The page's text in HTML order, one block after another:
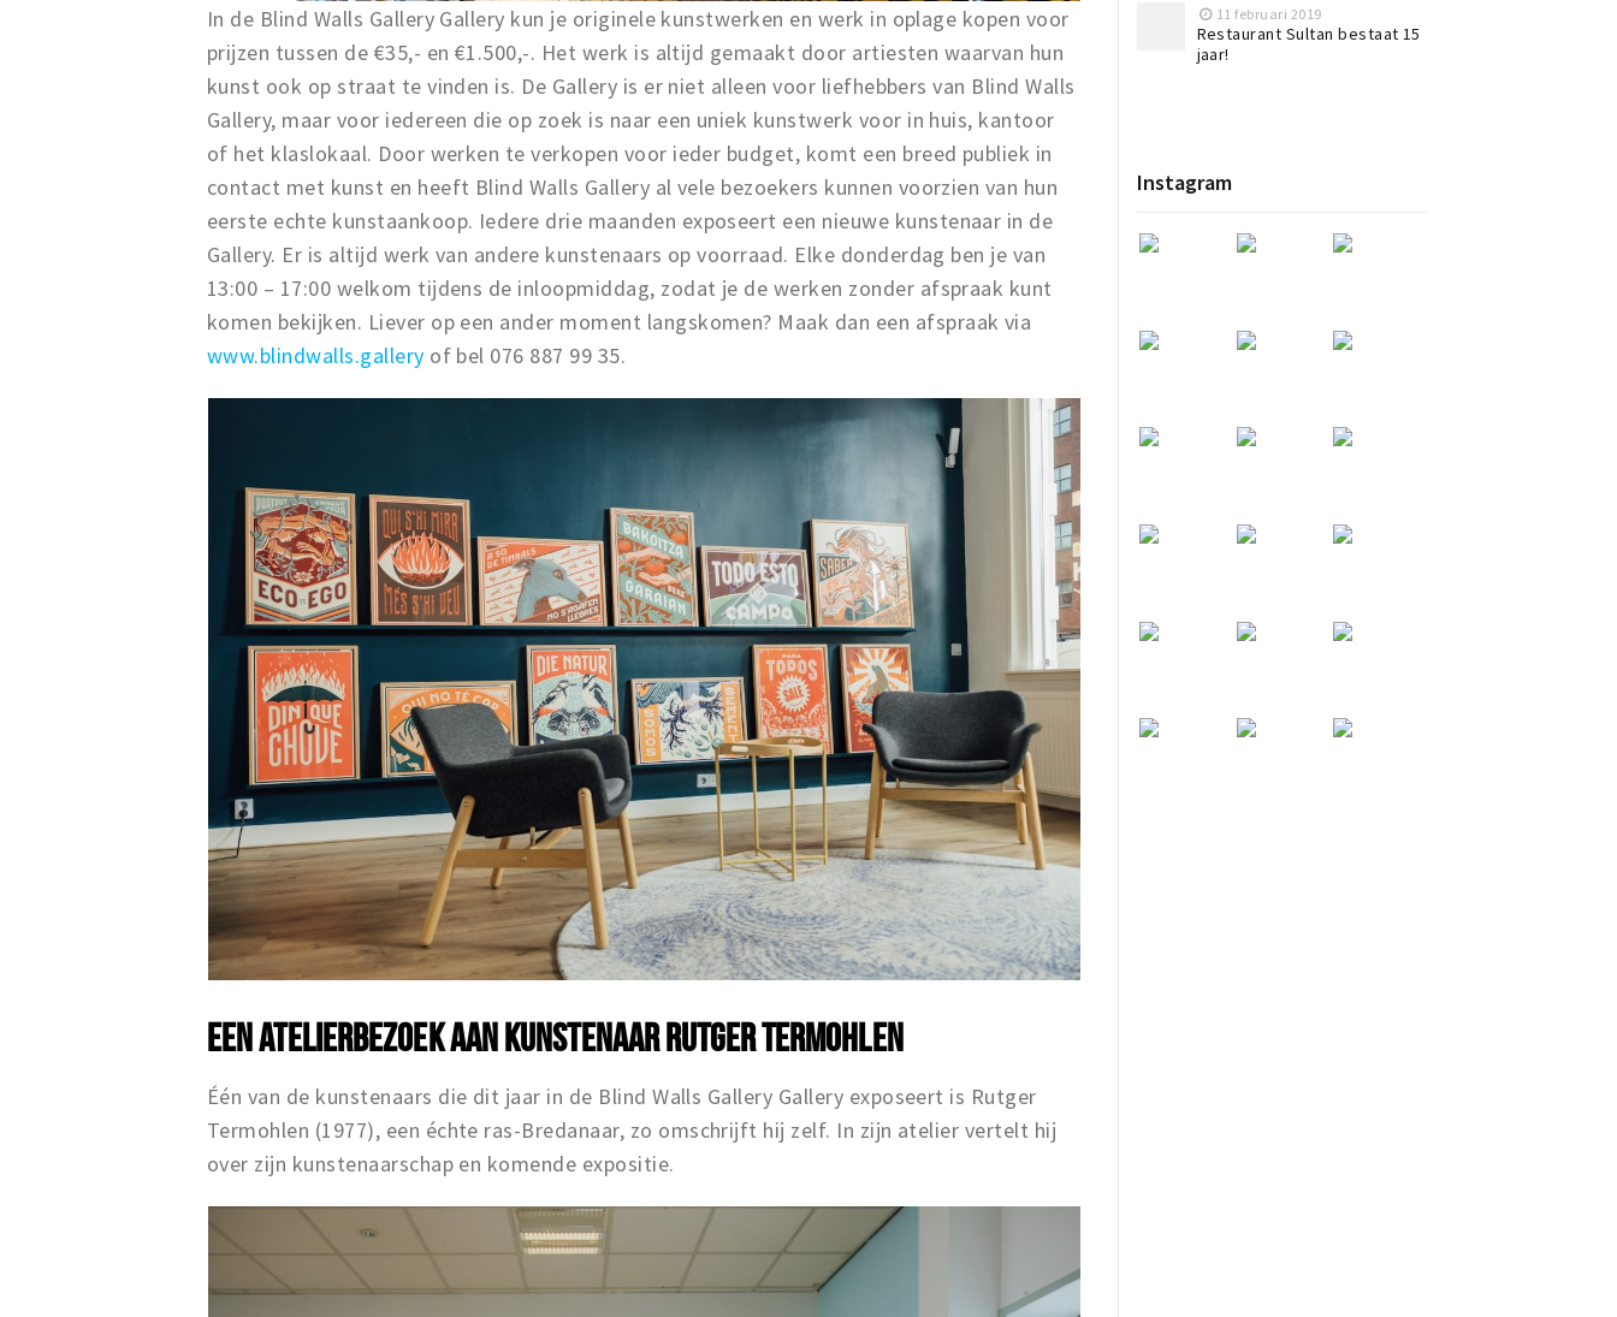
In de Blind Walls Gallery Gallery kun je originele kunstwerken en werk in oplage kopen voor
prijzen tussen de €35,- en €1.500,-. Het werk is altijd gemaakt door artiesten waarvan hun
kunst ook op straat te vinden is. De Gallery is er niet alleen voor liefhebbers van Blind Walls
Gallery, maar voor iedereen die op zoek is naar een uniek kunstwerk voor in huis, kantoor
of het klaslokaal. Door werken te verkopen voor ieder budget, komt een breed publiek in
contact met kunst en heeft Blind Walls Gallery al vele bezoekers kunnen voorzien van hun
eerste echte kunstaankoop. Iedere drie maanden exposeert een nieuwe kunstenaar in de
Gallery. Er is altijd werk van andere kunstenaars op voorraad. Elke donderdag ben je van
13:00 – 17:00 welkom tijdens de inloopmiddag, zodat je de werken zonder afspraak kunt
komen bekijken. Liever op een ander moment langskomen? Maak dan een afspraak via
www.blindwalls.gallery of bel 076 887 99 35.
EEN ATELIERBEZOEK AAN KUNSTENAAR RUTGER TERMOHLEN
Één van de kunstenaars die dit jaar in de Blind Walls Gallery Gallery exposeert is Rutger
Termohlen (1977), een échte ras-Bredanaar, zo omschrijft hij zelf. In zijn atelier vertelt hij
over zijn kunstenaarschap en komende expositie.
11 februari 2019
Restaurant Sultan bestaat 15
jaar!
Instagram